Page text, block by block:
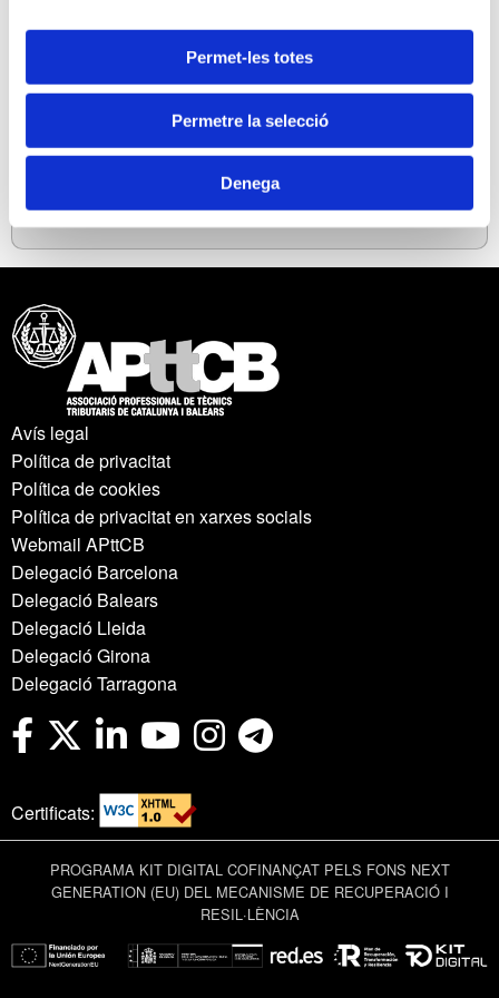
Permet-les totes
Permetre la selecció
Denega
tenir en compte per aplicar l'exempció en el valor de les
participacions socials. Efectes de l'obtenció de rendes diferents del
treball i d'activitats econòmiques. L'administració realitzada per
persones jurídiques, prestació de serveis subjecta a IVA???.
- El cas dels socis professionals a les entitats professionals.
Avís legal
Política de privacitat
Política de cookies
Política de privacitat en xarxes socials
Webmail APttCB
Delegació Barcelona
Delegació Balears
Delegació Lleida
Delegació Girona
Delegació Tarragona
Certificats:
PROGRAMA KIT DIGITAL COFINANÇAT PELS FONS NEXT
GENERATION (EU) DEL MECANISME DE RECUPERACIÓ I
RESIL·LÈNCIA